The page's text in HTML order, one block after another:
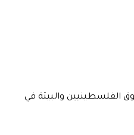
الفلسطينيين والبيئة في